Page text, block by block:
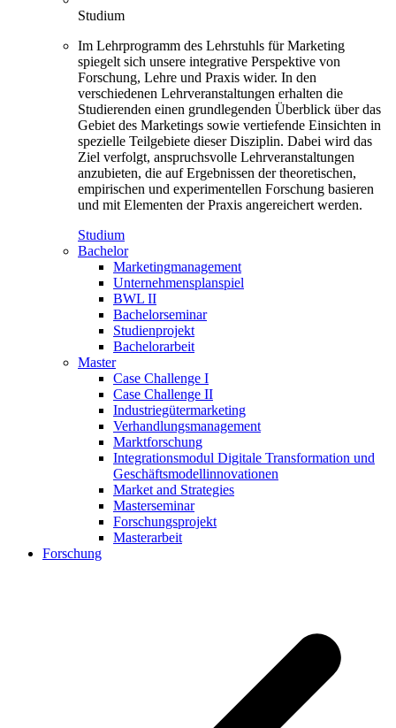
Studium
Im Lehrprogramm des Lehrstuhls für Marketing
spiegelt sich unsere integrative Perspektive von
Forschung, Lehre und Praxis wider. In den
verschiedenen Lehrveranstaltungen erhalten die
Studierenden einen grundlegenden Überblick über das
Gebiet des Marketings sowie vertiefende Einsichten in
spezielle Teilgebiete dieser Disziplin. Dabei wird das
Ziel verfolgt, anspruchsvolle Lehrveranstaltungen
anzubieten, die auf Ergebnissen der theoretischen,
empirischen und experimentellen Forschung basieren
und mit Elementen der Praxis angereichert werden.
Studium
Bachelor
Marketingmanagement
Unternehmensplanspiel
BWL II
Bachelorseminar
Studienprojekt
Bachelorarbeit
Master
Case Challenge I
Case Challenge II
Industriegütermarketing
Verhandlungsmanagement
Marktforschung
Integrationsmodul Digitale Transformation und
Geschäftsmodellinnovationen
Market and Strategies
Masterseminar
Forschungsprojekt
Masterarbeit
Forschung